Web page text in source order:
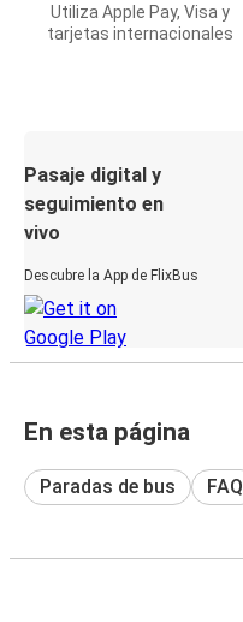
Utiliza Apple Pay, Visa y
tarjetas internacionales
Pasaje digital y
seguimiento en
vivo
Descubre la App de FlixBus
En esta página
Paradas de bus FAQ